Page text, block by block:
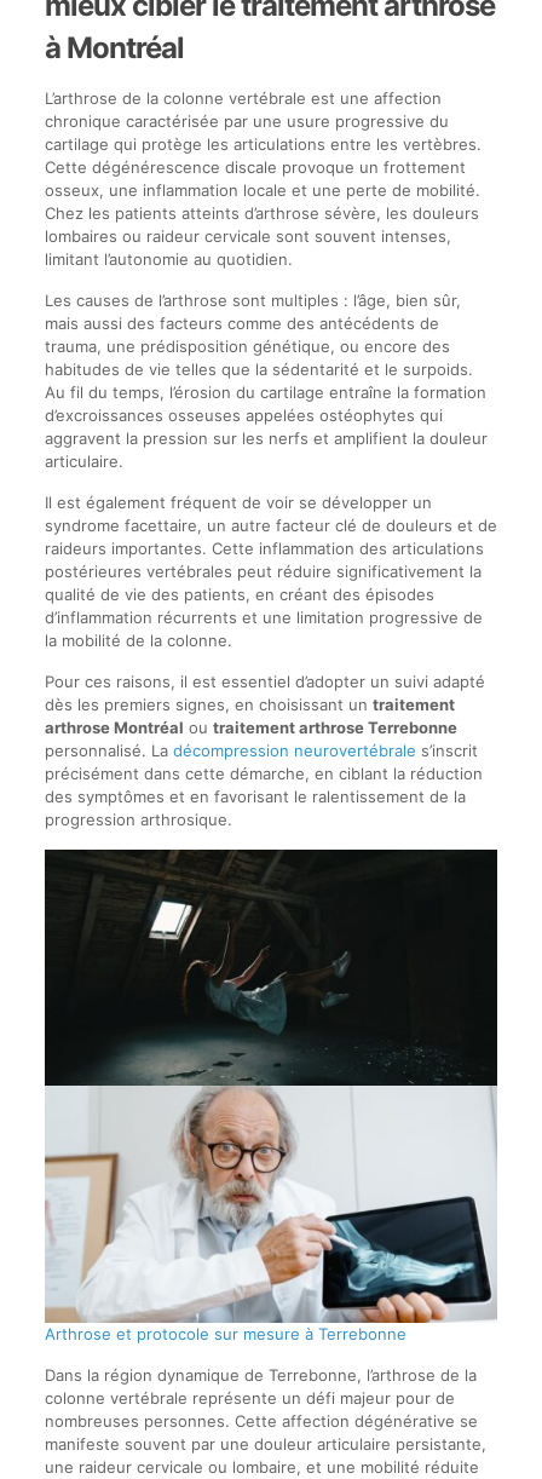
à Montréal
L’arthrose de la colonne vertébrale est une affection
chronique caractérisée par une usure progressive du
cartilage qui protège les articulations entre les vertèbres.
Cette dégénérescence discale provoque un frottement
osseux, une inflammation locale et une perte de mobilité.
Chez les patients atteints d’arthrose sévère, les douleurs
lombaires ou raideur cervicale sont souvent intenses,
limitant l’autonomie au quotidien.
Les causes de l’arthrose sont multiples : l’âge, bien sûr,
mais aussi des facteurs comme des antécédents de
trauma, une prédisposition génétique, ou encore des
habitudes de vie telles que la sédentarité et le surpoids.
Au fil du temps, l’érosion du cartilage entraîne la formation
d’excroissances osseuses appelées ostéophytes qui
aggravent la pression sur les nerfs et amplifient la douleur
articulaire.
Il est également fréquent de voir se développer un
syndrome facettaire, un autre facteur clé de douleurs et de
raideurs importantes. Cette inflammation des articulations
postérieures vertébrales peut réduire significativement la
qualité de vie des patients, en créant des épisodes
d’inflammation récurrents et une limitation progressive de
la mobilité de la colonne.
Pour ces raisons, il est essentiel d’adopter un suivi adapté
dès les premiers signes, en choisissant un traitement
arthrose Montréal ou traitement arthrose Terrebonne
personnalisé. La décompression neurovertébrale s’inscrit
précisément dans cette démarche, en ciblant la réduction
des symptômes et en favorisant le ralentissement de la
progression arthrosique.
Arthrose et protocole sur mesure à Terrebonne
Dans la région dynamique de Terrebonne, l’arthrose de la
colonne vertébrale représente un défi majeur pour de
nombreuses personnes. Cette affection dégénérative se
manifeste souvent par une douleur articulaire persistante,
une raideur cervicale ou lombaire, et une mobilité réduite